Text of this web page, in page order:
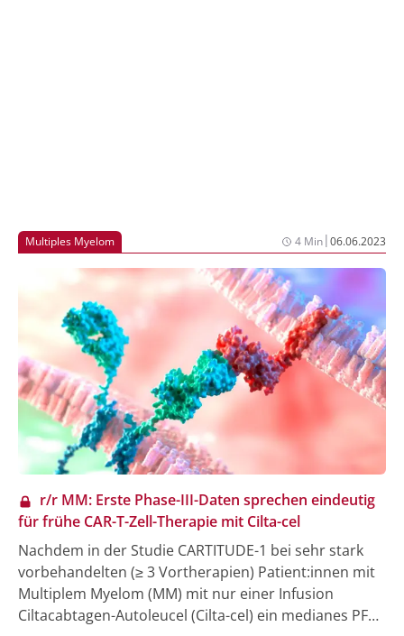
Multiples Myelom 4 Min|06.06.2023
r/r MM: Erste Phase-III-Daten sprechen eindeutig
für frühe CAR-T-Zell-Therapie mit Cilta-cel
Nachdem in der Studie CARTITUDE-1 bei sehr stark
vorbehandelten (≥ 3 Vortherapien) Patient:innen mit
Multiplem Myelom (MM) mit nur einer Infusion
Ciltacabtagen-Autoleucel (Cilta-cel) ein medianes PFS